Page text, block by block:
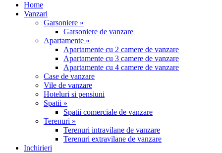
Home
Vanzari
Garsoniere »
Garsoniere de vanzare
Apartamente »
Apartamente cu 2 camere de vanzare
Apartamente cu 3 camere de vanzare
Apartamente cu 4 camere de vanzare
Case de vanzare
Vile de vanzare
Hoteluri si pensiuni
Spatii »
Spatii comerciale de vanzare
Terenuri »
Terenuri intravilane de vanzare
Terenuri extravilane de vanzare
Inchirieri